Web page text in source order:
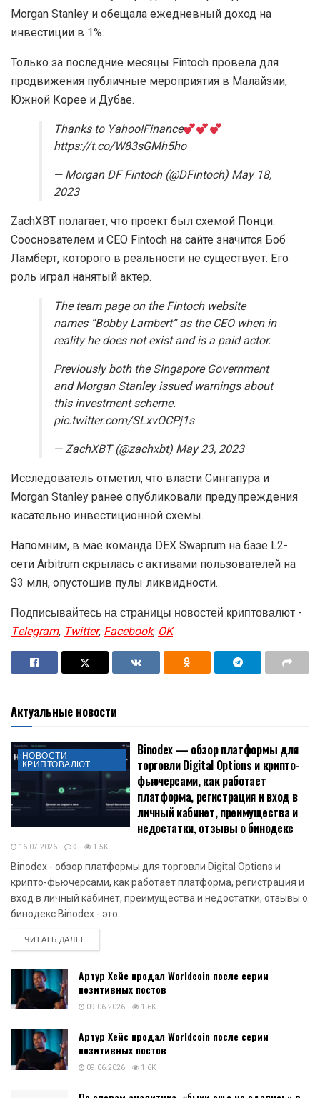
Morgan Stanley и обещала ежедневный доход на
инвестиции в 1%.
Только за последние месяцы Fintoch провела для
продвижения публичные мероприятия в Малайзии,
Южной Корее и Дубае.
Thanks to Yahoo!Finance
https://t.co/W83sGMh5ho
— Morgan DF Fintoch (@DFintoch) May 18,
2023
ZachXBT полагает, что проект был схемой Понци.
Сооснователем и CEO Fintoch на сайте значится Боб
Ламберт, которого в реальности не существует. Его
роль играл нанятый актер.
The team page on the Fintoch website
names “Bobby Lambert” as the CEO when in
reality he does not exist and is a paid actor.
Previously both the Singapore Government
and Morgan Stanley issued warnings about
this investment scheme.
pic.twitter.com/SLxvOCPj1s
— ZachXBT (@zachxbt) May 23, 2023
Исследователь отметил, что власти Сингапура и
Morgan Stanley ранее опубликовали предупреждения
касательно инвестиционной схемы.
Напомним, в мае команда DEX Swaprum на базе L2-
сети Arbitrum скрылась с активами пользователей на
$3 млн, опустошив пулы ликвидности.
Подписывайтесь на страницы новостей криптовалют -
Telegram,Twitter,Facebook,OK
Актуальные новости
НОВОСТИ
КРИПТОВАЛЮТ
Binodex — обзор платформы для
торговли Digital Options и крипто-
фьючерсами, как работает
платформа, регистрация и вход в
личный кабинет, преимущества и
недостатки, отзывы о бинодекс
16.07.2026 0 1.5K
Binodex - обзор платформы для торговли Digital Options и
крипто-фьючерсами, как работает платформа, регистрация и
вход в личный кабинет, преимущества и недостатки, отзывы о
бинодекс Binodex - это...
ЧИТАТЬ ДАЛЕЕDETAILS
Артур Хейс продал Worldcoin после серии
позитивных постов
09.06.2026 1.6K
Артур Хейс продал Worldcoin после серии
позитивных постов
09.06.2026 1.6K